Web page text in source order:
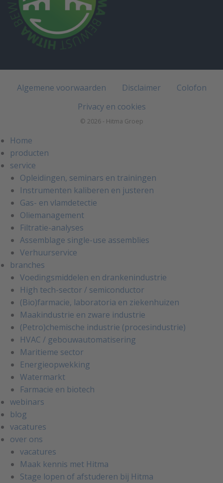
Algemene voorwaarden Disclaimer
Colofon
Privacy en cookies
© 2026 - Hitma Groep
Home
producten
service
Opleidingen, seminars en trainingen
Instrumenten kaliberen en justeren
Gas- en vlamdetectie
Oliemanagement
Filtratie-analyses
Assemblage single-use assemblies
Verhuurservice
branches
Voedingsmiddelen en drankenindustrie
High tech-sector / semiconductor
(Bio)farmacie, laboratoria en ziekenhuizen
Maakindustrie en zware industrie
(Petro)chemische industrie (procesindustrie)
HVAC / gebouwautomatisering
Maritieme sector
Energieopwekking
Watermarkt
Farmacie en biotech
webinars
blog
vacatures
over ons
vacatures
Maak kennis met Hitma
Stage lopen of afstuderen bij Hitma